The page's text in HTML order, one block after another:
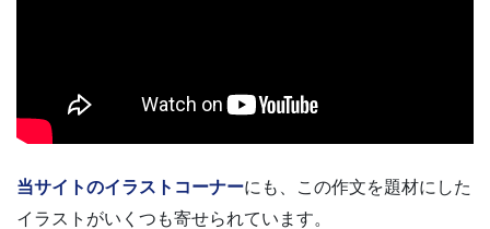
当サイトのイラストコーナーにも、この作文を題材にした
イラストがいくつも寄せられています。